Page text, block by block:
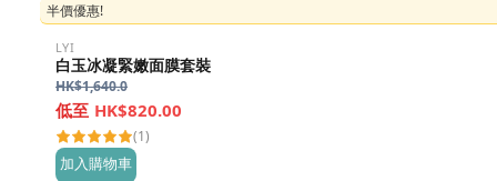
半價優惠!
LYI
白玉冰凝緊嫩面膜套裝
HK$1,640.0
HK$820.00
(1)
加入購物車